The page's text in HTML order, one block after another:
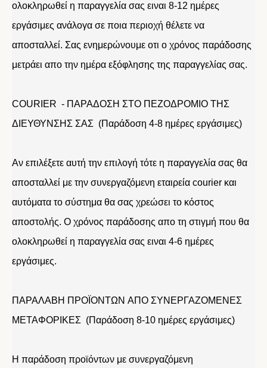
ολοκληρωθεί η παραγγελία σας ειναι 8-12 ημέρες
εργάσιμες ανάλογα σε ποια περιοχή θέλετε να
αποσταλλεί. Σας ενημερώνουμε οτι ο χρόνος παράδοσης
μετράει απο την ημέρα εξόφλησης της παραγγελίας σας.
COURIER - ΠΑΡΑΔΟΣΗ ΣΤΟ ΠΕΖΟΔΡΟΜΙΟ ΤΗΣ
ΔΙΕΥΘΥΝΣΗΣ ΣΑΣ (Παράδοση 4-8 ημέρες εργάσιμες)
Αν επιλέξετε αυτή την επιλογή τότε η παραγγελία σας θα
αποσταλλεί με την συνεργαζόμενη εταιρεία courier και
αυτόματα το σύστημα θα σας χρεώσει το κόστος
αποστολής. Ο χρόνος παράδοσης απο τη στιγμή που θα
ολοκληρωθεί η παραγγελία σας ειναι 4-6 ημέρες
εργάσιμες.
ΠΑΡΑΛΑΒΗ ΠΡΟΪΟΝΤΩΝ ΑΠΟ ΣΥΝΕΡΓΑΖΟΜΕΝΕΣ
ΜΕΤΑΦΟΡΙΚΕΣ (Παράδοση 8-10 ημέρες εργάσιμες)
Η παράδοση προϊόντων με συνεργαζόμενη